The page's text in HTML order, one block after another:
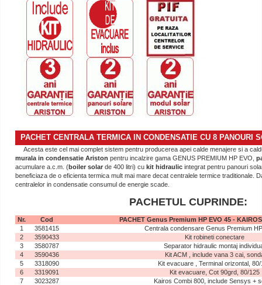
PACHET CENTRALA TERMICA IN CONDENSATIE CU 8 PANOURI
Acesta este cel mai complet sistem pentru producerea apei calde menajere si a
murala in condensatie Ariston pentru incalzire gama GENUS PREMIUM HP EVO,
acumulare a.c.m. (boiler solar de 400 litri) cu kit hidraulic integrat pentru panouri
beneficiaza de o eficienta termica mult mai mare decat centralele termice traditionale.
centralelor in condensatie consumul de energie scade.
PACHETUL CUPRINDE:
Nr. Cod
PACHET Genus Premium HP EVO 45 -
1
3581415
Centrala condensare Genus Premium
2
3590433
Kit robineti conectare
3
3580787
Separator hidraulic montaj
4
3590436
Kit ACM , include vana 3 cai,
5
3318090
Kit evacuare , Terminal orizontal, 80/
6
3319091
Kit evacuare, Cot 90grd, 80/125
7
3023287
Kairos Combi 800, include Sensys +